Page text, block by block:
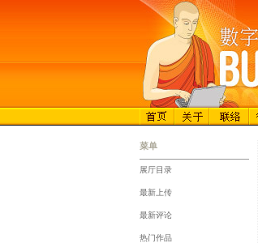
菜单
展厅目录
最新上传
最新评论
热门作品